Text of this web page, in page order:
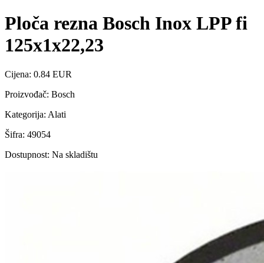
Ploča rezna Bosch Inox LPP fi
125x1x22,23
Cijena: 0.84 EUR
Proizvođač: Bosch
Kategorija: Alati
Šifra: 49054
Dostupnost: Na skladištu